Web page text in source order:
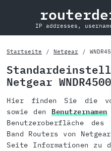
IP addresses,
Startseite Netgear
Netgear WNDR4500
Hier finden Sie die
sowie den Benutzernamen
Benutzeroberfläche des
Band Routers von
Seite Informationen zu